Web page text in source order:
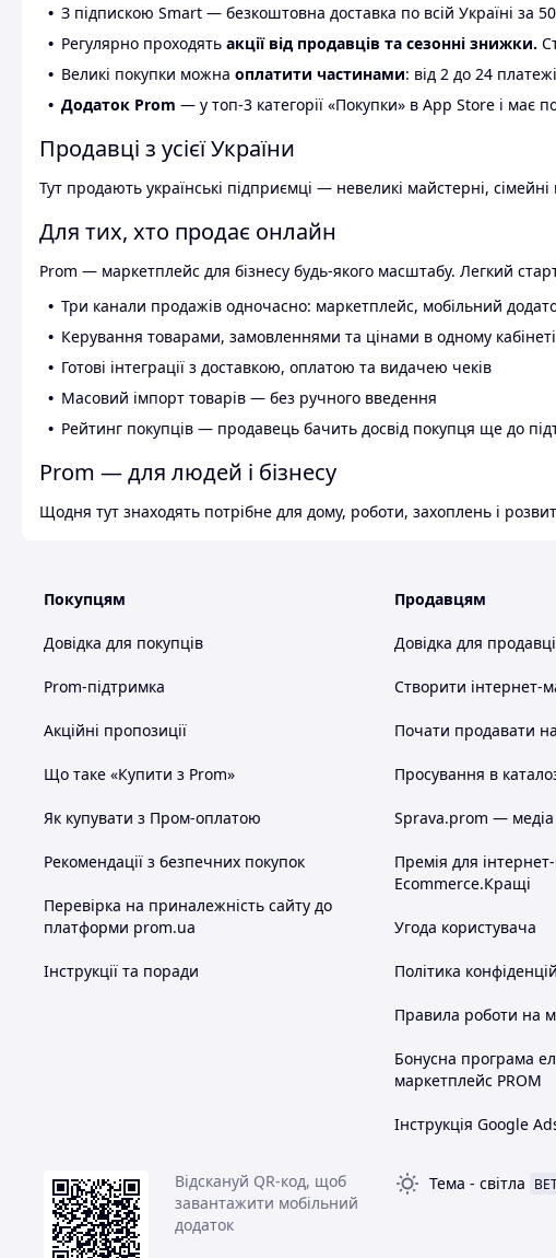
З підпискою Smart — безкоштовна доставка по всій Україні за
Регулярно проходять акції від продавців та сезонні знижки.
Великі покупки можна оплатити частинами: від 2 до 24
Додаток Prom — у топ-3 категорії «Покупки» в App Store і має
Продавці з усієї України
Тут продають українські підприємці — невеликі майстерні,
Для тих, хто продає онлайн
Prom — маркетплейс для бізнесу будь-якого масштабу. Легкий
Три канали продажів одночасно: маркетплейс, мобільний
Керування товарами, замовленнями та цінами в одному кабінеті
Готові інтеграції з доставкою, оплатою та видачею чеків
Масовий імпорт товарів — без ручного введення
Рейтинг покупців — продавець бачить досвід покупця ще до
Prom — для людей і бізнесу
Щодня тут знаходять потрібне для дому, роботи, захоплень і
Покупцям
Довідка для покупців
Prom-підтримка
Акційні пропозиції
Що таке «Купити з Prom»
Як купувати з Пром-оплатою
Рекомендації з безпечних покупок
Перевірка на приналежність сайту до
платформи prom.ua
Інструкції та поради
Продавцям
Довідка для
Створити інтернет-
Почати продавати
Просування в
Sprava.prom — медіа
Премія для
Ecommerce.Кращі
Угода користувача
Політика
Правила роботи на
Бонусна програма
маркетплейс PROM
Інструкція Google
Відскануй QR-код, щоб
завантажити мобільний
додаток
Тема - світла